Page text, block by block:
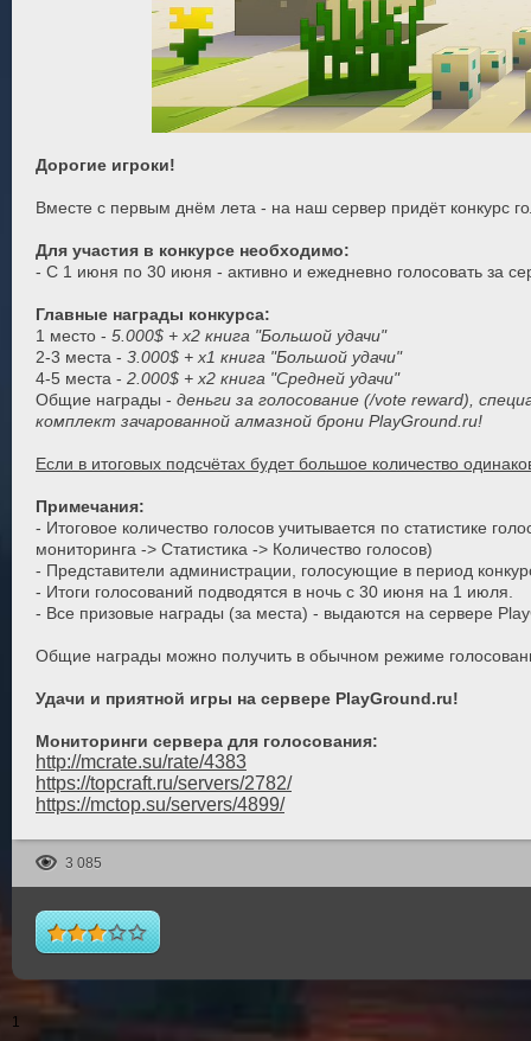
Дорогие игроки!
Вместе с первым днём лета - на наш сервер придёт конкурс
Для участия в конкурсе необходимо:
- С 1 июня по 30 июня - активно и ежедневно голосовать за
Главные награды конкурса:
1 место - 5.000$ + x2 книга "Большой удачи"
2-3 места - 3.000$ + x1 книга "Большой удачи"
4-5 места - 2.000$ + x2 книга "Средней удачи"
Общие награды - деньги за голосование (/vote reward),
комплект зачарованной алмазной брони PlayGround.ru!
Если в итоговых подсчётах будет большое количество
Примечания:
- Итоговое количество голосов учитывается по статистике
мониторинга -> Статистика -> Количество голосов)
- Представители администрации, голосующие в период
- Итоги голосований подводятся в ночь с 30 июня на 1 июля.
- Все призовые награды (за места) - выдаются на сервере
Общие награды можно получить в обычном режиме
Удачи и приятной игры на сервере PlayGround.ru!
Мониторинги сервера для голосования:
http://mcrate.su/rate/4383
https://topcraft.ru/servers/2782/
https://mctop.su/servers/4899/
3 085
1